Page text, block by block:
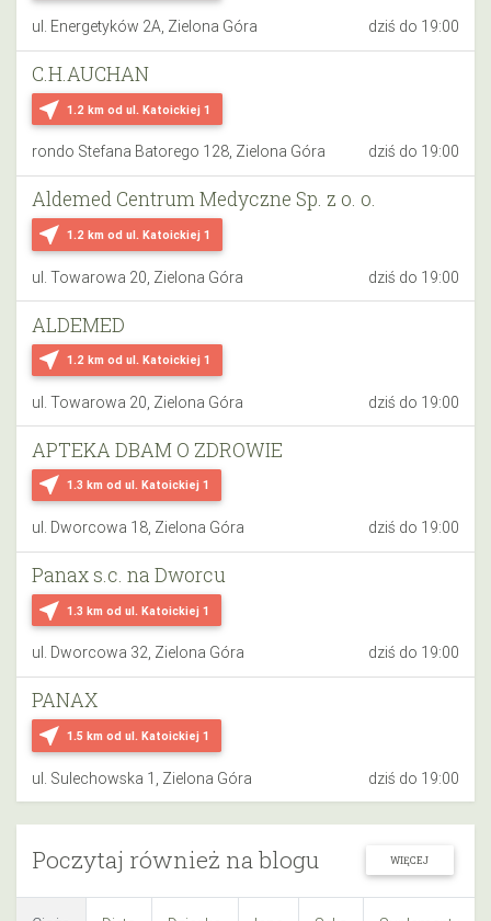
ul. Energetyków 2A, Zielona Góra dziś do 19:00
near_me 1.2 km od ul. Katoickiej 1
C.H.AUCHAN
rondo Stefana Batorego 128, Zielona Góra dziś do 19:00
near_me 1.2 km od ul. Katoickiej 1
Aldemed Centrum Medyczne Sp. z o. o.
ul. Towarowa 20, Zielona Góra dziś do 19:00
near_me 1.2 km od ul. Katoickiej 1
ALDEMED
ul. Towarowa 20, Zielona Góra dziś do 19:00
near_me 1.3 km od ul. Katoickiej 1
APTEKA DBAM O ZDROWIE
ul. Dworcowa 18, Zielona Góra dziś do 19:00
near_me 1.3 km od ul. Katoickiej 1
Panax s.c. na Dworcu
ul. Dworcowa 32, Zielona Góra dziś do 19:00
near_me 1.5 km od ul. Katoickiej 1
PANAX
ul. Sulechowska 1, Zielona Góra dziś do 19:00
Poczytaj również na blogu WIĘCEJ